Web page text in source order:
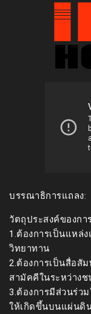
บรรณาธิการแถลง:
วัตถุประสงค์ของก
1.ต้องการเป็นแหล่
วิทยาทาน
2.ต้องการเป็นสื่อสั
สามัคคีในระหว่าง
3.ต้องการมีส่วนร่ว
ให้เกิดขึ้นบนแผ่นดิ